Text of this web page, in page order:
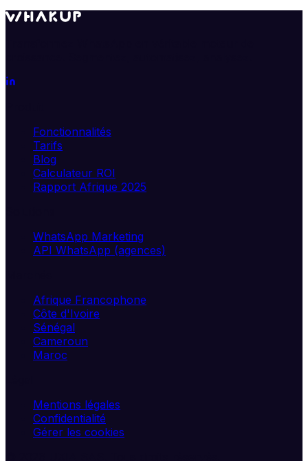
Fonctionnalités
Tarifs
Blog
Calculateur ROI
Rapport Afrique 2025
WhatsApp Marketing
API WhatsApp (agences)
Afrique Francophone
Côte d'Ivoire
Sénégal
Cameroun
Maroc
Mentions légales
Confidentialité
Gérer les cookies